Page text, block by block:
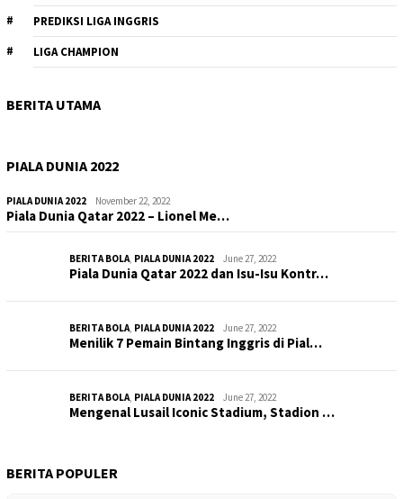
PREDIKSI LIGA INGGRIS
LIGA CHAMPION
BERITA UTAMA
PIALA DUNIA 2022
PIALA DUNIA 2022 November 22, 2022
Piala Dunia Qatar 2022 – Lionel Me…
BERITA BOLA, PIALA DUNIA 2022 June 27, 2022
Piala Dunia Qatar 2022 dan Isu-Isu Kontr…
BERITA BOLA, PIALA DUNIA 2022 June 27, 2022
Menilik 7 Pemain Bintang Inggris di Pial…
BERITA BOLA, PIALA DUNIA 2022 June 27, 2022
Mengenal Lusail Iconic Stadium, Stadion …
BERITA POPULER